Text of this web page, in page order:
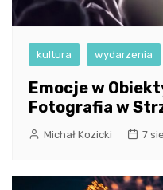
kultura wydarzenia
Emocje w
Fotografia w
Michał Kozicki 7